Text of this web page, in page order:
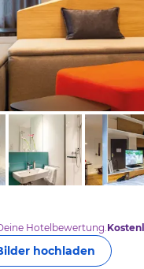
Hotelbewertung.
hochladen